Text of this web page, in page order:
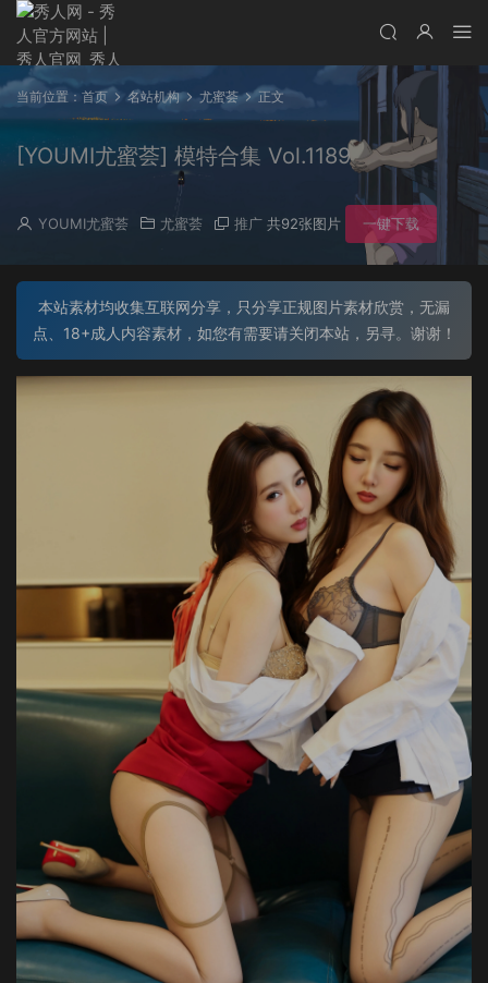
当前位置： 首页 名站机构 尤蜜荟 正文
[YOUMI尤蜜荟] 模特合集 Vol.1189
YOUMI尤蜜荟 尤蜜荟 推广 共92张图片 一键下载
本站素材均收集互联网分享，只分享正规图片素材欣赏，无漏
点、18+成人内容素材，如您有需要请关闭本站，另寻。谢谢！